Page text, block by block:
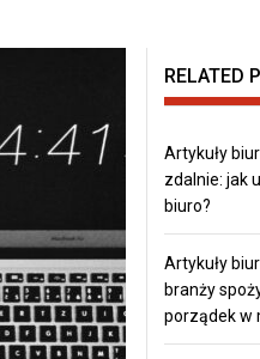
RELATED
Artykuły
zdalnie: jak
biuro?
Artykuły
branży
porządek w